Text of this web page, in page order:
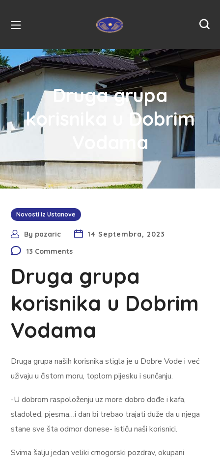
Druga grupa
korisnika u Dobrim
Vodama
Novosti iz Ustanove
By pazaric
14 Septembra, 2023
13 Comments
Druga grupa
korisnika u Dobrim
Vodama
Druga grupa naših korisnika stigla je u Dobre Vode i već
uživaju u čistom moru, toplom pijesku i sunčanju.
-U dobrom raspoloženju uz more dobro dođe i kafa,
sladoled, pjesma…i dan bi trebao trajati duže da u njega
stane sve šta odmor donese- ističu naši korisnici.
Svima šalju jedan veliki crnogorski pozdrav, okupani